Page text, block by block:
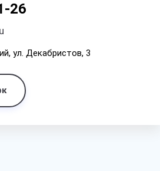
26
yл. Дeкaбpиcтoв, 3